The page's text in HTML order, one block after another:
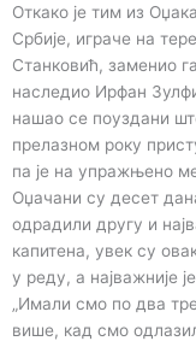
Откако је тим из
Србије, играче на
Станковић, заменио
наследио Ирфан
нашао се поуздани
прелазном року
па је на упражњено
Оџачани су десет
одрадили другу и
капитена, увек су
у реду, а најважније
„Имали смо по два
више, кад смо